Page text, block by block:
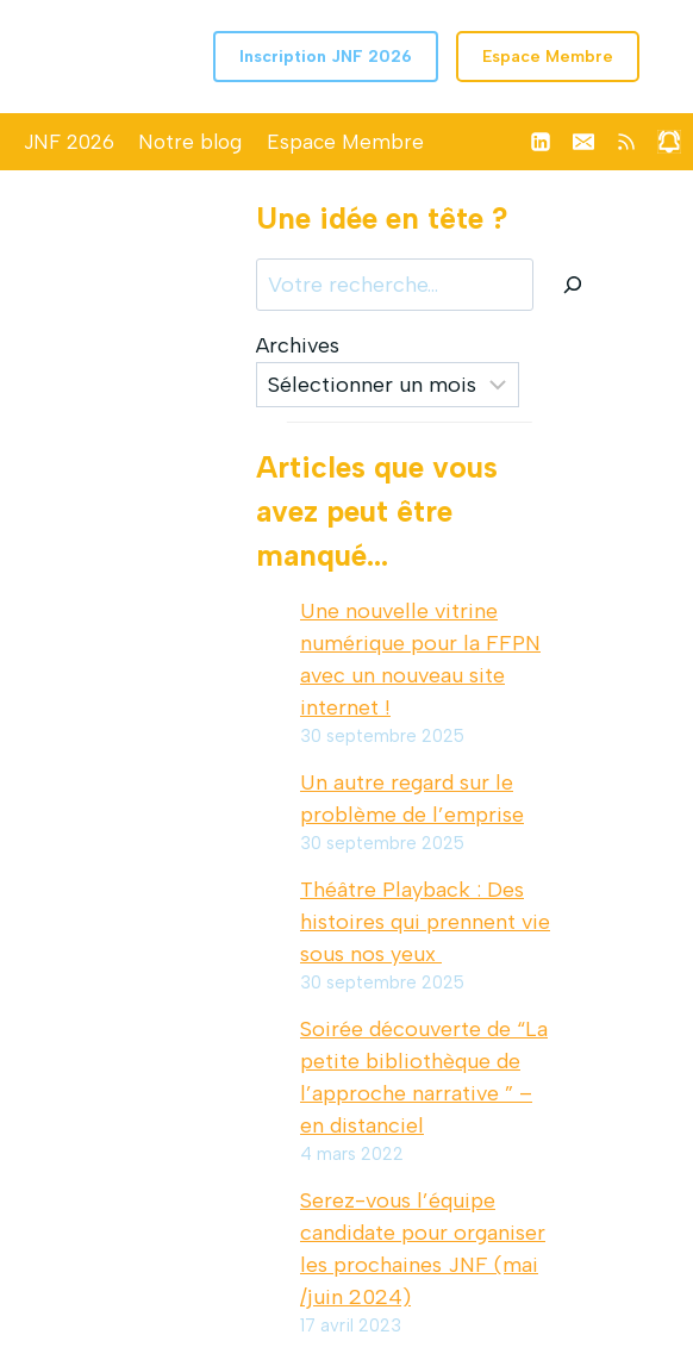
Inscription JNF 2026 Espace Membre
JNF 2026 Notre blog Espace Membre
Une idée en tête ?
Votre
recherche
Archives
Articles que vous
avez peut être
manqué...
Une nouvelle vitrine
numérique pour la FFPN
avec un nouveau site
internet !
30 septembre 2025
Un autre regard sur le
problème de l’emprise
30 septembre 2025
Théâtre Playback : Des
histoires qui prennent vie
sous nos yeux
30 septembre 2025
Soirée découverte de “La
petite bibliothèque de
l’approche narrative ” –
en distanciel
4 mars 2022
Serez-vous l’équipe
candidate pour organiser
les prochaines JNF (mai
/juin 2024)
17 avril 2023